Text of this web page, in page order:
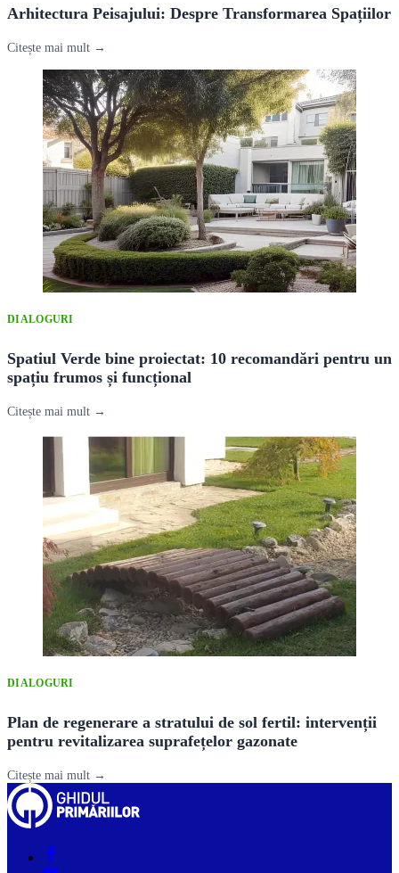
Arhitectura Peisajului: Despre Transformarea Spațiilor
Citește mai mult →
DIALOGURI
Spatiul Verde bine proiectat: 10 recomandări pentru un
spațiu frumos și funcțional
Citește mai mult →
DIALOGURI
Plan de regenerare a stratului de sol fertil: intervenții
pentru revitalizarea suprafețelor gazonate
Citește mai mult →